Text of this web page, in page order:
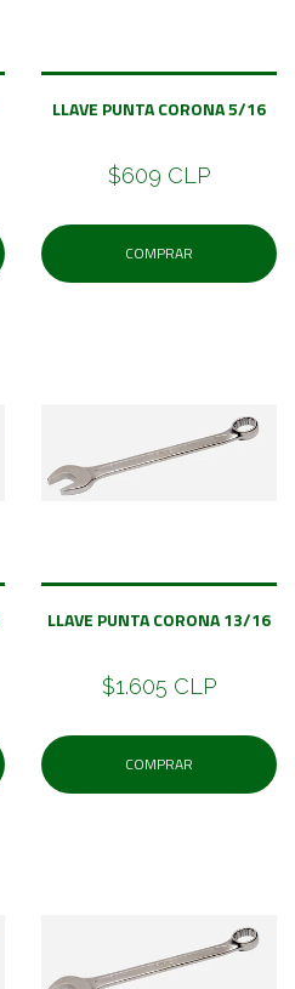
LLAVE PUNTA CORONA 5/16
$609 CLP
COMPRAR
LLAVE PUNTA CORONA 13/16
$1.605 CLP
COMPRAR